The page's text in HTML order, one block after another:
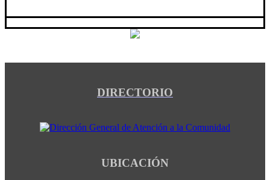
DIRECTORIO
UBICACIÓN